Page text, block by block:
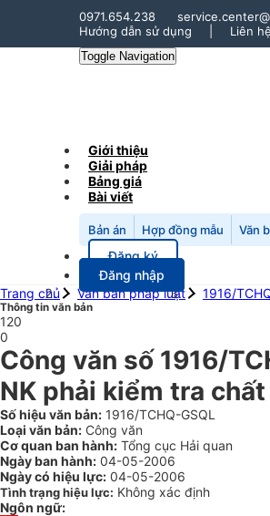
0971.654.238
Hướng dẫn sử dụng
Liên hệ
Toggle Navigation
Giới thiệu
Giải pháp
Bảng giá
Bài viết
Bản án Hợp đồng mẫu Văn
Đăng ký
Đăng nhập
Trang chủ
Văn bản pháp luật 1916/
Thông tin văn bản
120
0
Công văn số 1916/
NK phải kiểm tra
Số hiệu văn bản: 1916/TCHQ-GSQL
Loại văn bản: Công văn
Cơ quan ban hành: Tổng cục Hải quan
Ngày ban hành: 04-05-2006
Ngày có hiệu lực: 04-05-2006
Tình trạng hiệu lực: Không xác định
Ngôn ngữ: